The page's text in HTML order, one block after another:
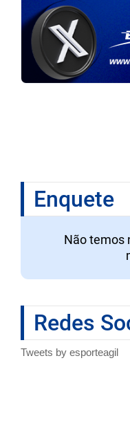
Enquete
Não temos
Redes
Tweets by esporteagil